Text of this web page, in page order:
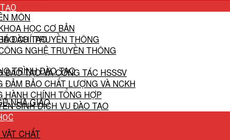
ĐÀO TẠO
TRÌNH ĐÀO TẠO
NHÀ GIÁO
CHẤT
MÔN
HỌC CƠ BẢN
CHÍ TRUYỀN THÔNG
NGHỆ TRUYỀN THÔNG
ĐÀO TẠO VÀ CÔNG TÁC HSSSV
ĐẢM BẢO CHẤT LƯỢNG VÀ NCKH
HÀNH CHÍNH TỔNG HỢP
SINH DỊCH VỤ ĐÀO TẠO